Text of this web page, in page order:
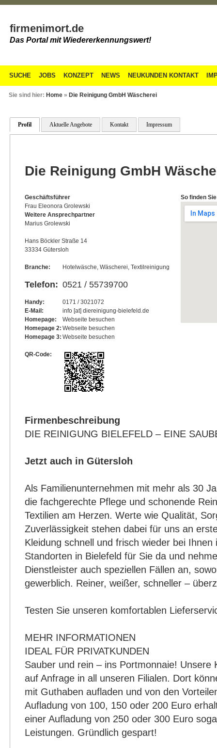
firmenimort.de
Das Portal mit Wiedererkennungswert!
SUCHE JOBS KONZEPT NEWS NEUKUNDEN KONTAKT
Sie sind hier: Home » Die Reinigung GmbH Wäscherei
Profil Aktuelle Angebote Kontakt Impressum
Die Reinigung GmbH
Geschäftsführer
Frau Eleonora Grolewski
Weitere Ansprechpartner
Marius Grolewski
Hans Böckler Straße 14
33334 Gütersloh
Branche: Hotelwäsche, Wäscherei, Textilreinigung
Telefon: 0521 / 55739700
Handy:
0171 / 3021072
E-Mail:
info [at] diereinigung-bielefeld.de
Homepage:
Webseite besuchen
Homepage 2: Webseite besuchen
Homepage 3: Webseite besuchen
QR-Code:
So finden
Firmenbeschreibung
DIE REINIGUNG BIELEFELD – EINE
Jetzt auch in Gütersloh
Als Familienunternehmen mit mehr als 30
die fachgerechte Pflege und schonende
Textilien am Herzen. Werte wie Qualität,
Zuverlässigkeit stehen dabei für uns an
Kleidung schnell und frisch wieder bei
Standorten in Bielefeld für Sie da und
Dienstleister auch speziellen Fällen an,
gewerblich. Reiner, weißer, schneller –
Testen Sie unseren komfortablen
MEHR INFORMATIONEN
IDEAL FÜR PRIVATKUNDEN
Sauber und rein – ins Portmonnaie! Unsere
auf Anfrage in all unseren Filialen. Dort
mit Guthaben aufladen und von den
Aufladung von 100, 150 oder 200 Euro
einer Aufladung von 250 oder 300 Euro
Leistungen. Gründlich gespart!